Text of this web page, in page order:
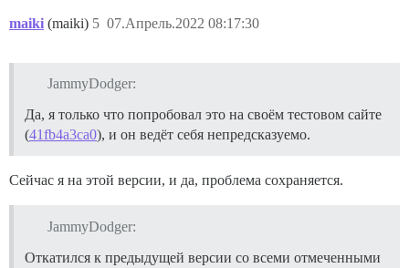
maiki (maiki) 07.Апрель.2022 08:17:30
5
JammyDodger:
Да, я только что попробовал это на своём тестовом сайте
(41fb4a3ca0), и он ведёт себя непредсказуемо.
Сейчас я на этой версии, и да, проблема сохраняется.
JammyDodger:
Откатился к предыдущей версии со всеми отмеченными